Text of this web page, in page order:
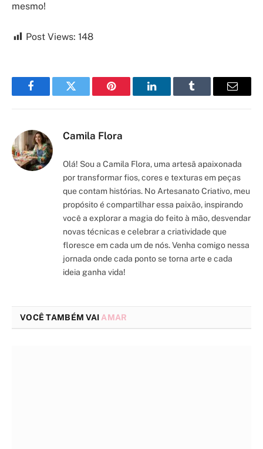
mesmo!
Post Views: 148
FacebookTwitter Pinterest LinkedInTumblr Email
Camila Flora
Olá! Sou a Camila Flora, uma artesã apaixonada
por transformar fios, cores e texturas em peças
que contam histórias. No Artesanato Criativo, meu
propósito é compartilhar essa paixão, inspirando
você a explorar a magia do feito à mão, desvendar
novas técnicas e celebrar a criatividade que
floresce em cada um de nós. Venha comigo nessa
jornada onde cada ponto se torna arte e cada
ideia ganha vida!
VOCÊ TAMBÉM VAI AMAR